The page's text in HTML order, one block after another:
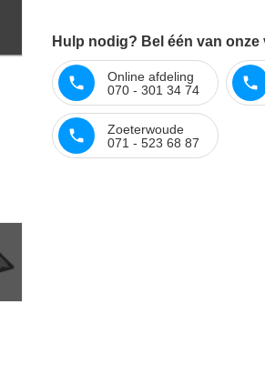
Hulp nodig? Bel één van
Online afdeling
070 - 301 34 74
Zoeterwoude
071 - 523 68 87